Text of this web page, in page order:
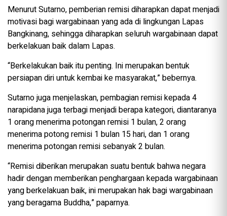
Menurut Sutarno, pemberian remisi diharapkan dapat menjadi
motivasi bagi wargabinaan yang ada di lingkungan Lapas
Bangkinang, sehingga diharapkan seluruh wargabinaan dapat
berkelakuan baik dalam Lapas.
“Berkelakukan baik itu penting. Ini merupakan bentuk
persiapan diri untuk kembai ke masyarakat,” bebernya.
Sutarno juga menjelaskan, pembagian remisi kepada 4
narapidana juga terbagi menjadi berapa kategori, diantaranya
1 orang menerima potongan remisi 1 bulan, 2 orang
menerima potong remisi 1 bulan 15 hari, dan 1 orang
menerima potongan remisi sebanyak 2 bulan.
“Remisi diberikan merupakan suatu bentuk bahwa negara
hadir dengan memberikan penghargaan kepada wargabinaan
yang berkelakuan baik, ini merupakan hak bagi wargabinaan
yang beragama Buddha,” paparnya.